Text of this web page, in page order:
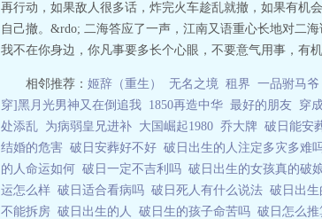
再行动，如果敌人很多话，炸完火车趁乱就撤，如果有机
自己撤。&rdo; 二海答应了一声，江南又语重心长地对二
我不在你身边，你凡事要多长个心眼，不要意气用事，有
相邻推荐： 姬辞（重生） 无名之境 租界 一品驸马爷
穿]黑月光男神又在倒追我 1850再造中华 最好的朋友 穿
处添乱 为病弱皇兄进补 大国崛起1980 乔大牌 破日能安
结婚的危害 破日安葬好不好 破日出生的人注定多灾多难
的人命运如何 破日一定不吉利吗 破日出生的女孩真的破
运怎么样 破日适合看病吗 破日死人有什么说法 破日出
不能拆房 破日出生的人 破日生的孩子命苦吗 破日怎么推